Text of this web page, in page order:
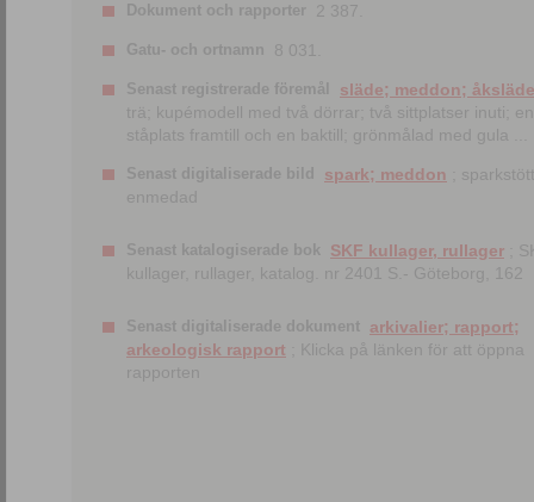
Dokument och rapporter 2 387.
Gatu- och ortnamn 8 031.
Senast registrerade föremål
släde; meddon; åksläde
trä; kupémodell med två dörrar; två sittplatser inuti; en
ståplats framtill och en baktill; grönmålad med gula ...
Senast digitaliserade bild spark; meddon ;
enmedad
Senast katalogiserade bok SKF kullager, rullager ;
kullager, rullager, katalog. nr 2401 S.- Göteborg, 162
Senast digitaliserade dokument arkivalier; rapport;
arkeologisk rapport ; Klicka på länken för att öppna
rapporten